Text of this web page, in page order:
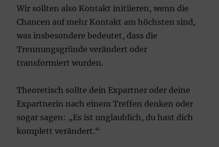
Wir sollten also Kontakt initiieren, wenn die
Chancen auf mehr Kontakt am höchsten sind,
was insbesondere bedeutet, dass die
Trennungsgründe verändert oder
transformiert wurden.
Theoretisch sollte dein Expartner oder deine
Expartnerin nach einem Treffen denken oder
sogar sagen: „Es ist unglaublich, du hast dich
komplett verändert.“